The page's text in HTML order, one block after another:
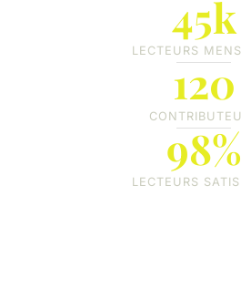
45k
LECTEURS
120
98%
LECTEURS